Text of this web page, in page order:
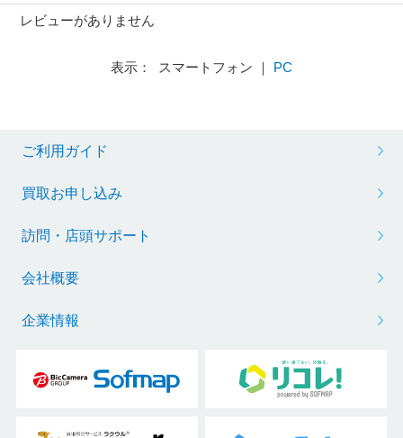
レビューがありません
表示： スマートフォン ｜ PC
ご利用ガイド
買取お申し込み
訪問・店頭サポート
会社概要
企業情報